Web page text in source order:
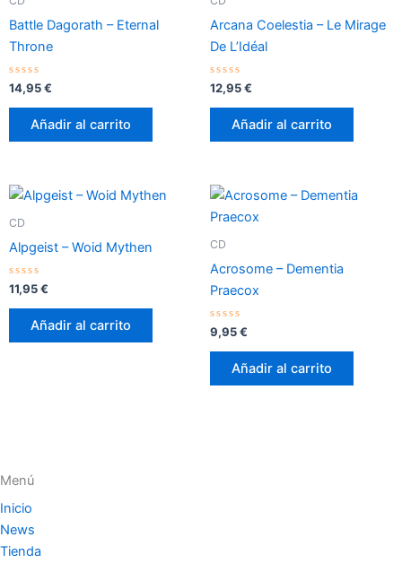
Battle Dagorath – Eternal
Throne
Valorado
con
0
14,95€
Añadir al carrito
Arcana Coelestia – Le Mirage
De L’Idéal
Valorado
con
0
12,95€
Añadir al carrito
CD
Alpgeist – Woid Mythen
Valorado
con
0
11,95€
Añadir al carrito
CD
Acrosome – Dementia
Praecox
Valorado
con
0
9,95€
Añadir al carrito
Menú
Inicio
News
Tienda